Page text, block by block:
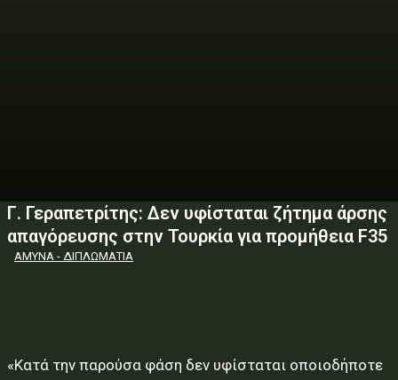
Γ. Γεραπετρίτης: Δεν υφίσταται ζήτημα άρσης
απαγόρευσης στην Τουρκία για προμήθεια F35
ΑΜΥΝΑ - ΔΙΠΛΩΜΑΤΙΑ
«Κατά την παρούσα φάση δεν υφίσταται οποιοδήποτε